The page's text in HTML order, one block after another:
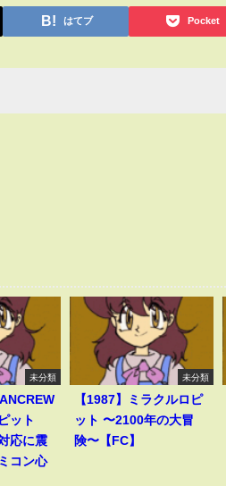
はてブ Pocket
未分類
ット
応に震
コン心
未分類
【1987】ミラクルロピ
ット 〜2100年の大冒
険〜【FC】